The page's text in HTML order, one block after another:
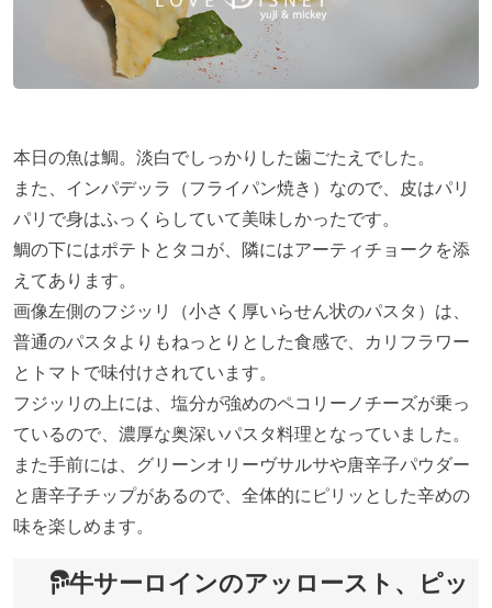
本日の魚は鯛。淡白でしっかりした歯ごたえでした。
また、インパデッラ（フライパン焼き）なので、皮はパリ
パリで身はふっくらしていて美味しかったです。
鯛の下にはポテトとタコが、隣にはアーティチョークを添
えてあります。
画像左側のフジッリ（小さく厚いらせん状のパスタ）は、
普通のパスタよりもねっとりとした食感で、カリフラワー
とトマトで味付けされています。
フジッリの上には、塩分が強めのペコリーノチーズが乗っ
ているので、濃厚な奥深いパスタ料理となっていました。
また手前には、グリーンオリーヴサルサや唐辛子パウダー
と唐辛子チップがあるので、全体的にピリッとした辛めの
味を楽しめます。
牛サーロインのアッロースト、ピッ